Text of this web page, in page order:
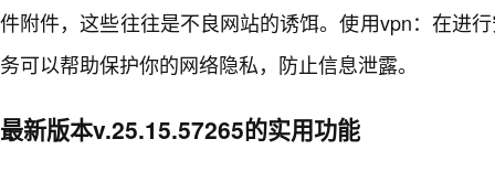
件附件，这些往往是不良网站的诱饵。使用vpn：在进
务可以帮助保护你的网络隐私，防止信息泄露。
最新版本v.25.15.57265的实用功能